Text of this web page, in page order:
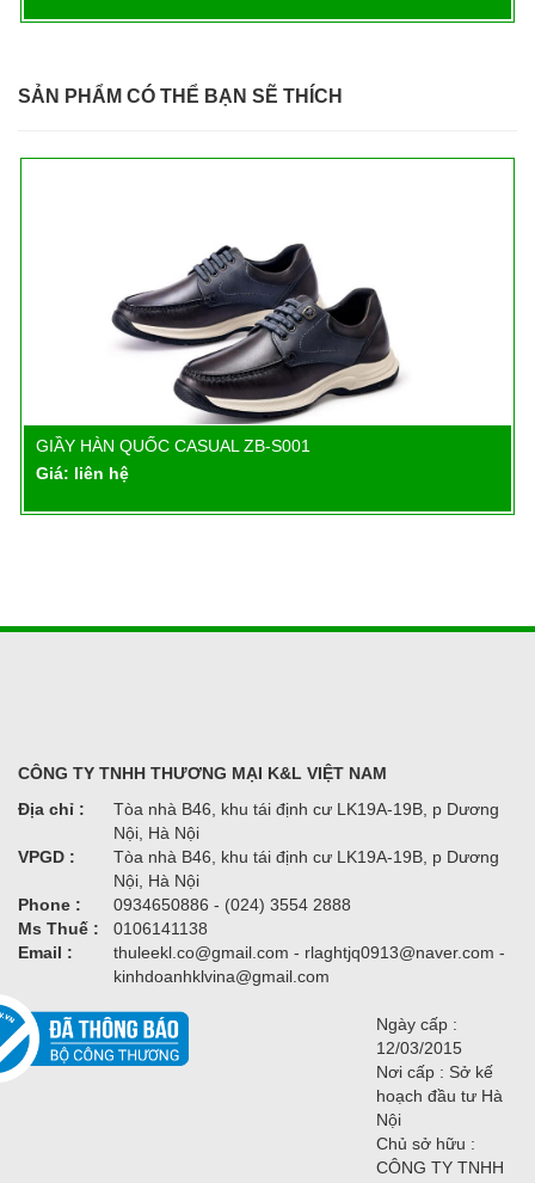
SẢN PHẨM CÓ THỂ BẠN SẼ THÍCH
Chi tiết
GIẦY HÀN QUỐC CASUAL ZB-S001
Giá: liên hệ
CÔNG TY TNHH THƯƠNG MẠI K&L VIỆT NAM
Địa chỉ :
Tòa nhà B46, khu tái định cư LK19A-19B, p Dương
Nội, Hà Nội
VPGD :
Tòa nhà B46, khu tái định cư LK19A-19B, p Dương
Nội, Hà Nội
Phone :
0934650886 - (024) 3554 2888
Ms Thuế :
0106141138
Email :
thuleekl.co@gmail.com - rlaghtjq0913@naver.com -
kinhdoanhklvina@gmail.com
Ngày cấp :
12/03/2015
Nơi cấp : Sở kế
hoạch đầu tư Hà
Nội
Chủ sở hữu :
CÔNG TY TNHH